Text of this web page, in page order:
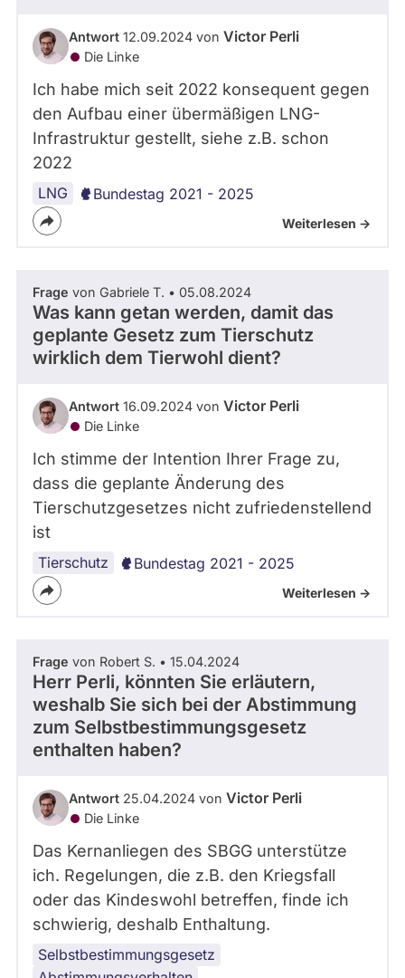
Antwort 12.09.2024 von Victor Perli
Die Linke
Ich habe mich seit 2022 konsequent gegen
den Aufbau einer übermäßigen LNG-
Infrastruktur gestellt, siehe z.B. schon
2022
LNG Bundestag 2021 - 2025
Weiterlesen ->
Frage von Gabriele T. • 05.08.2024
Was kann getan werden, damit das
geplante Gesetz zum Tierschutz
wirklich dem Tierwohl dient?
Antwort 16.09.2024 von Victor Perli
Die Linke
Ich stimme der Intention Ihrer Frage zu,
dass die geplante Änderung des
Tierschutzgesetzes nicht zufriedenstellend
ist
Tierschutz Bundestag 2021 - 2025
Weiterlesen ->
Frage von Robert S. • 15.04.2024
Herr Perli, könnten Sie erläutern,
weshalb Sie sich bei der Abstimmung
zum Selbstbestimmungsgesetz
enthalten haben?
Antwort 25.04.2024 von Victor Perli
Die Linke
Das Kernanliegen des SBGG unterstütze
ich. Regelungen, die z.B. den Kriegsfall
oder das Kindeswohl betreffen, finde ich
schwierig, deshalb Enthaltung.
Selbstbestimmungsgesetz